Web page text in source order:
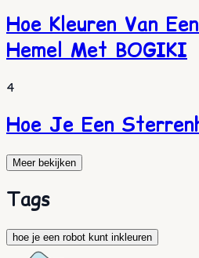
Hoe Kleuren Van
Hemel Met BOGIKI
4
Hoe Je Een
Meer bekijken
Tags
hoe je een robot kunt inkleuren